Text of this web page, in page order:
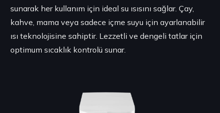
sunarak her kullanım için ideal su ısısını sağlar. Çay,
kahve, mama veya sadece içme suyu için ayarlanabilir
ısı teknolojisine sahiptir. Lezzetli ve dengeli tatlar için
optimum sıcaklık kontrolü sunar.